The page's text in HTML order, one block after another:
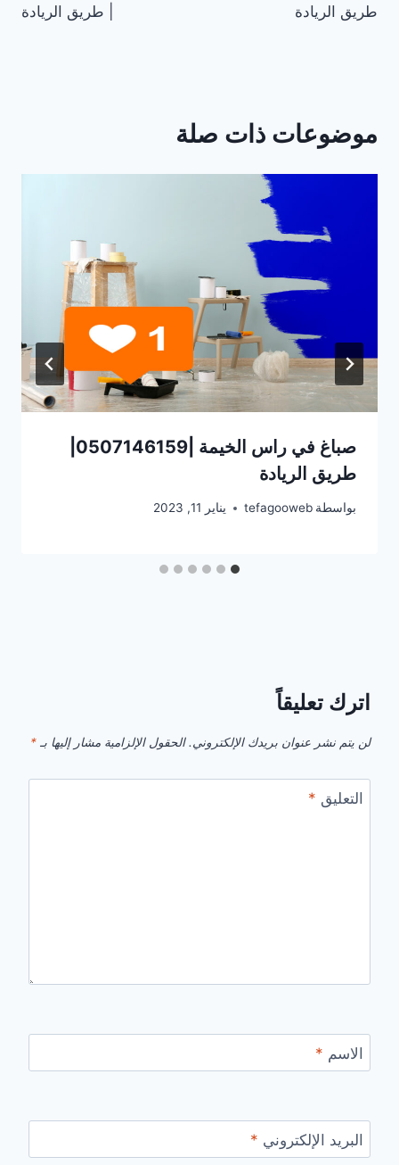
طريق الريادة
| طريق الريادة
موضوعات ذات صلة
طريق الريادة
بواسطة tefagooweb يناير 11, 2023
اترك تعليقاً
لن يتم نشر عنوان بريدك الإلكتروني. الحقول الإلزامية مشار إليها بـ *
التعليق *
الاسم *
البريد الإلكتروني *